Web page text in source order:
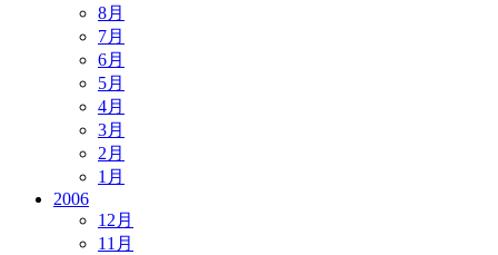
8月
7月
6月
5月
4月
3月
2月
1月
2006
12月
11月